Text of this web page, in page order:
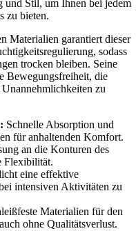
Stil, um Ihnen bei jedem
zu bieten.
Materialien garantiert dieser
sodass
trocken bleiben. Seine
Bewegungsfreiheit, die
zu
Schnelle Absorption und
für anhaltenden Komfort.
an die Konturen des
Flexibilität.
eine effektive
intensiven Aktivitäten zu
Materialien für den
ohne Qualitätsverlust.